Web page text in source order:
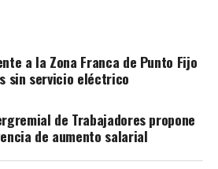
a la Zona Franca de Punto Fijo
sin servicio eléctrico
de Trabajadores propone
de aumento salarial